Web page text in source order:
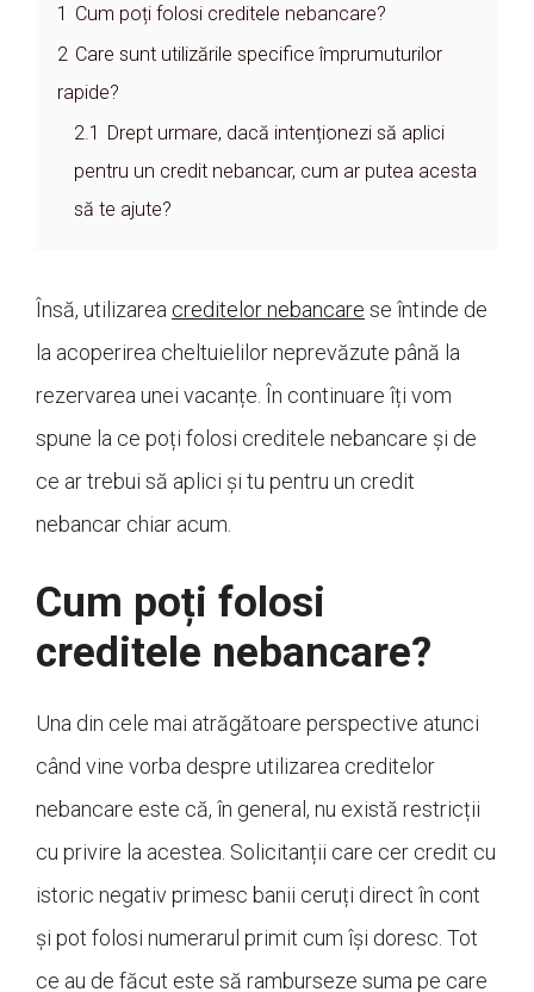
1 Cum poți folosi creditele nebancare?
2 Care sunt utilizările specifice împrumuturilor
rapide?
2.1 Drept urmare, dacă intenționezi să aplici
pentru un credit nebancar, cum ar putea acesta
să te ajute?
Însă, utilizarea creditelor nebancare se întinde de
la acoperirea cheltuielilor neprevăzute până la
rezervarea unei vacanțe. În continuare îți vom
spune la ce poți folosi creditele nebancare și de
ce ar trebui să aplici și tu pentru un credit
nebancar chiar acum.
Cum poți folosi
creditele nebancare?
Una din cele mai atrăgătoare perspective atunci
când vine vorba despre utilizarea creditelor
nebancare este că, în general, nu există restricții
cu privire la acestea. Solicitanții care cer credit cu
istoric negativ primesc banii ceruți direct în cont
și pot folosi numerarul primit cum își doresc. Tot
ce au de făcut este să ramburseze suma pe care